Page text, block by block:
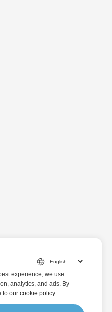
experience, we use
analytics, and ads. By
to our cookie policy.